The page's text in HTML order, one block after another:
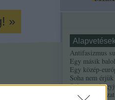
»
Antifasizmus
Egy másik
Egy közép-
Soha nem
Soha nem
Alinsky-sorozat